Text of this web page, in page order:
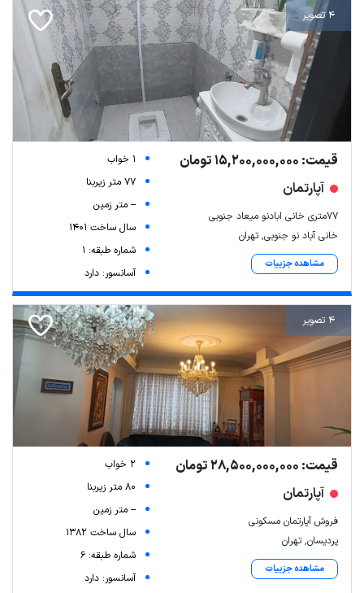
4 تصویر
قیمت: 15,200,000,000 تومان
آپارتمان
۷۷متری خانی ابادنو میعاد جنوبی
خانی آباد نو جنوبی, تهران
مشاهده جزییات
1 خواب
77 متر زیربنا
-- متر زمین
سال ساخت 1401
شماره طبقه: 1
آسانسور: دارد
4 تصویر
قیمت: 28,500,000,000 تومان
آپارتمان
فروش آپارتمان مسکونی
پردیسان, تهران
مشاهده جزییات
2 خواب
80 متر زیربنا
-- متر زمین
سال ساخت 1382
شماره طبقه: 6
آسانسور: دارد